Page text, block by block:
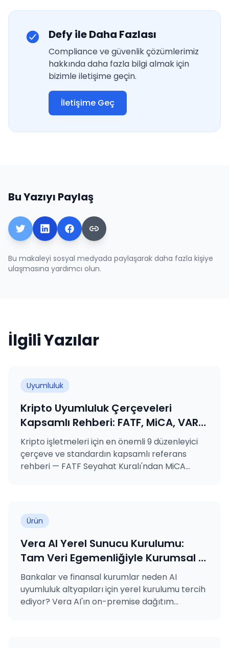
Defy ile Daha Fazlası
Compliance ve güvenlik çözümlerimiz
hakkında daha fazla bilgi almak için
bizimle iletişime geçin.
İletişime Geç
Bu Yazıyı Paylaş
Bu makaleyi sosyal medyada paylaşarak daha fazla kişiye
ulaşmasına yardımcı olun.
İlgili Yazılar
Uyumluluk
Kripto Uyumluluk Çerçeveleri
Kapsamlı Rehberi: FATF, MiCA, VARA,
SAMA, MASAK, GDPR, KVKK, ISO
27001 ve ISO 31000 Açıklandı
Kripto işletmeleri için en önemli 9 düzenleyici
çerçeve ve standardın kapsamlı referans
rehberi — FATF Seyahat Kuralı'ndan MiCA
Ürün
Vera AI Yerel Sunucu Kurulumu:
Tam Veri Egemenliğiyle Kurumsal AI
Uyumluluğu
Bankalar ve finansal kurumlar neden AI
uyumluluk altyapıları için yerel kurulumu tercih
ediyor? Vera AI'ın on-premise dağıtım